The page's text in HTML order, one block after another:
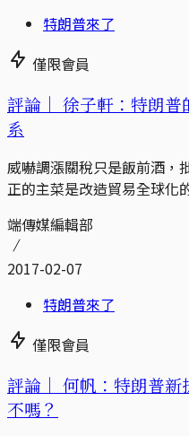
特朗普來了
僅限會員
評論｜ 徐子軒：特朗普
系
威嚇調漲關稅只是飯前酒，
正的主菜是改造貿易全球化
端傳媒編輯部
2017-02-07
特朗普來了
僅限會員
評論｜ 何帆：特朗普新
不嗎？